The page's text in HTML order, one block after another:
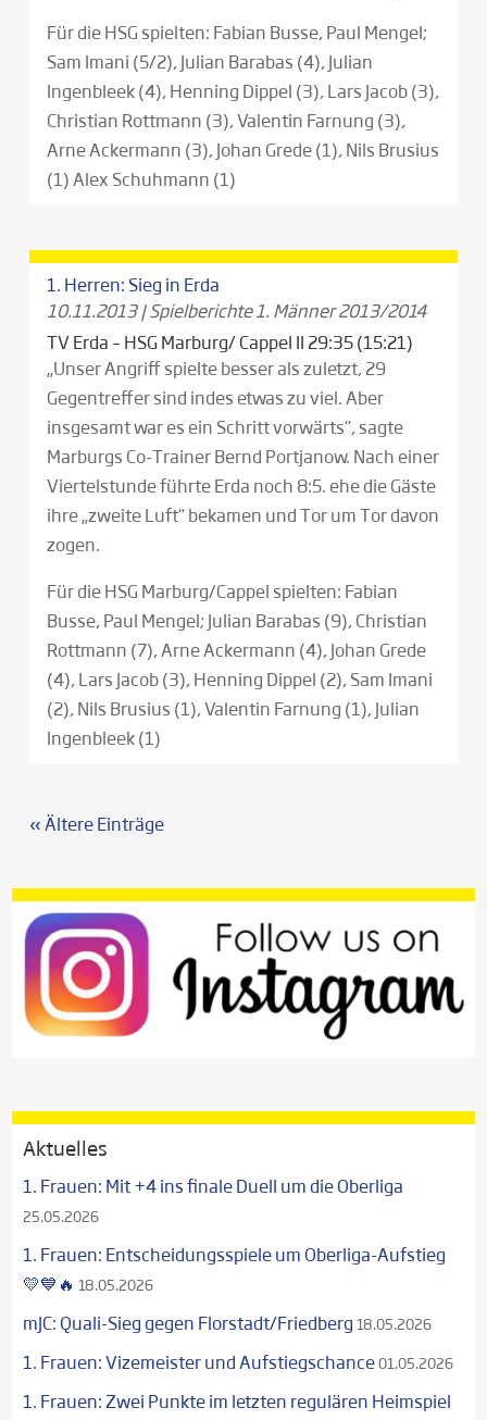
Für die HSG spielten: Fabian Busse, Paul Mengel;
Sam Imani (5/2), Julian Barabas (4), Julian
Ingenbleek (4), Henning Dippel (3), Lars Jacob (3),
Christian Rottmann (3), Valentin Farnung (3),
Arne Ackermann (3), Johan Grede (1), Nils Brusius
(1) Alex Schuhmann (1)
1. Herren: Sieg in Erda
10.11.2013|Spielberichte 1. Männer 2013/2014
TV Erda – HSG Marburg/ Cappel II 29:35 (15:21)
„Unser Angriff spielte besser als zuletzt, 29
Gegentreffer sind indes etwas zu viel. Aber
insgesamt war es ein Schritt vorwärts“, sagte
Marburgs Co-Trainer Bernd Portjanow. Nach einer
Viertelstunde führte Erda noch 8:5. ehe die Gäste
ihre „zweite Luft“ bekamen und Tor um Tor davon
zogen.
Für die HSG Marburg/Cappel spielten: Fabian
Busse, Paul Mengel; Julian Barabas (9), Christian
Rottmann (7), Arne Ackermann (4), Johan Grede
(4), Lars Jacob (3), Henning Dippel (2), Sam Imani
(2), Nils Brusius (1), Valentin Farnung (1), Julian
Ingenbleek (1)
« Ältere Einträge
Aktuelles
1. Frauen: Mit +4 ins finale Duell um die Oberliga
25.05.2026
1. Frauen: Entscheidungsspiele um Oberliga-Aufstieg
💛💙🔥 18.05.2026
mJC: Quali-Sieg gegen Florstadt/Friedberg 18.05.2026
1. Frauen: Vizemeister und Aufstiegschance01.05.2026
1. Frauen: Zwei Punkte im letzten regulären Heimspiel